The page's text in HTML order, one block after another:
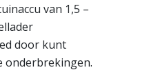
van 1,5 –
door kunt
onderbrekingen.